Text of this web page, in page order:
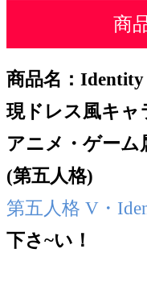
商
商品名： Identity
現ドレス風キャ
アニメ・ゲーム
(第五人格)
第五人格 V・
下さ~い！